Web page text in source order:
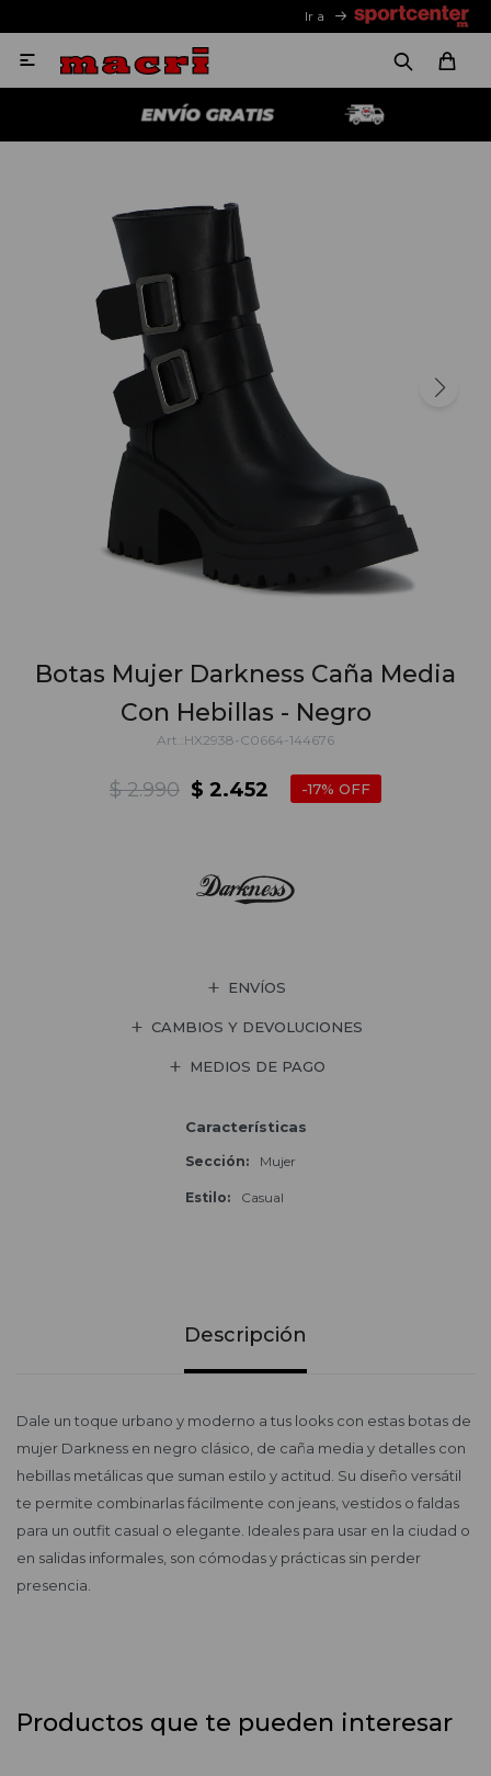
Ir a

Botas Mujer Darkness Caña Media
Con Hebillas - Negro
HX2938-C0664-144676
$ 2.452
$ 2.990 17
ENVÍOS
CAMBIOS Y DEVOLUCIONES
MEDIOS DE PAGO
Características
Sección Mujer
Estilo Casual
Descripción
Dale un toque urbano y moderno a tus looks con estas botas de
mujer Darkness en negro clásico, de caña media y detalles con
hebillas metálicas que suman estilo y actitud. Su diseño versátil
te permite combinarlas fácilmente con jeans, vestidos o faldas
para un outfit casual o elegante. Ideales para usar en la ciudad o
en salidas informales, son cómodas y prácticas sin perder
presencia.
Productos que te pueden interesar